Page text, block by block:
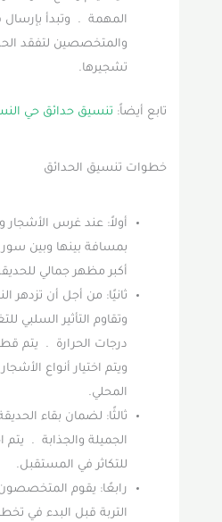
المهمة . وتبدأ بإرسال
والمتخصصين لتفقد
تشجيرها.
تابع أيضاً: تنسيق حدائق حي
خطوات تنسيق الحدائق
أولاً: عند غرس
بمسافة بينها وبين
أكبر مظهر جمالي
ثانيًا: من أجل أن تزدهر
وتقاوم التأثير السلبي
درجات الحرارة . يتم
ويتم اختيار أنواع
المحلي.
ثالثًا: لضمان بقاء
الجميلة والجذابة . يتم
للتكاثر في المستقبل.
رابعًا: يقوم المتخصصون
التربة قبل البدء في